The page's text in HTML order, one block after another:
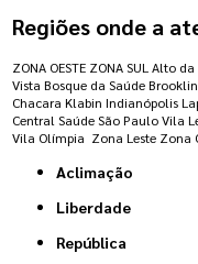
Regiões onde a
ZONA OESTE ZONA SUL Alto da
Vista Bosque da Saúde
Chacara Klabin Indianópolis
Central Saúde São Paulo Vila
Vila Olímpia Zona Leste Zona
Aclimação
Liberdade
República